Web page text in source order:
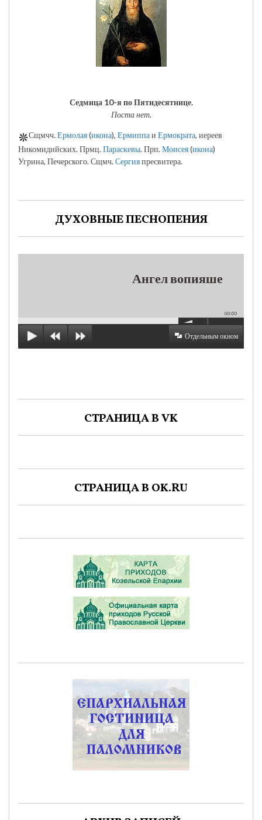
Седмица 10-я по Пятидесятнице.
Поста нет.
Сщмчч.Ермолая(икона), Ермиппаи Ермократа, иереев
Никомидийских. Прмц.Параскевы. Прп.Моисея(икона)
Угрина, Печерского. Сщмч.Сергияпресвитера.
ДУХОВНЫЕ ПЕСНОПЕНИЯ
Ангел вопияше
00:00
Отдельным окном
СТРАНИЦА В VK
СТРАНИЦА В OK.RU